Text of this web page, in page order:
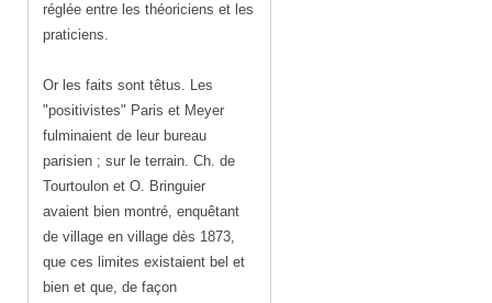
réglée entre les théoriciens et les
praticiens.
Or les faits sont têtus. Les
"positivistes" Paris et Meyer
fulminaient de leur bureau
parisien ; sur le terrain. Ch. de
Tourtoulon et O. Bringuier
avaient bien montré, enquêtant
de village en village dès 1873,
que ces limites existaient bel et
bien et que, de façon